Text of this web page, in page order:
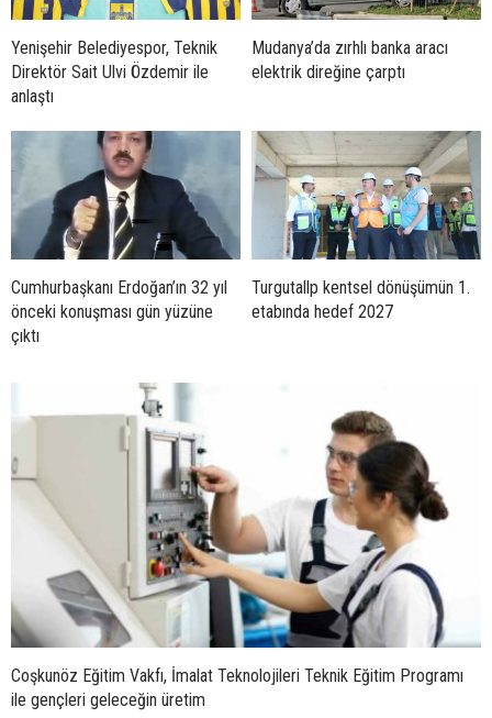
Yenişehir Belediyespor, Teknik
Direktör Sait Ulvi Özdemir ile
anlaştı
Mudanya’da zırhlı banka aracı
elektrik direğine çarptı
Cumhurbaşkanı Erdoğan’ın 32 yıl
önceki konuşması gün yüzüne
çıktı
Turgutallp kentsel dönüşümün 1.
etabında hedef 2027
Coşkunöz Eğitim Vakfı, İmalat Teknolojileri Teknik Eğitim Programı
ile gençleri geleceğin üretim